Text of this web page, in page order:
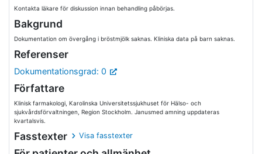
Kontakta läkare för diskussion innan behandling påbörjas.
Bakgrund
Dokumentation om övergång i bröstmjölk saknas. Kliniska data på barn saknas.
Referenser
Dokumentationsgrad: 0
Författare
Klinisk farmakologi, Karolinska Universitetssjukhuset för Hälso- och
sjukvårdsförvaltningen, Region Stockholm. Janusmed amning uppdateras
kvartalsvis.
Fasstexter Visa fasstexter